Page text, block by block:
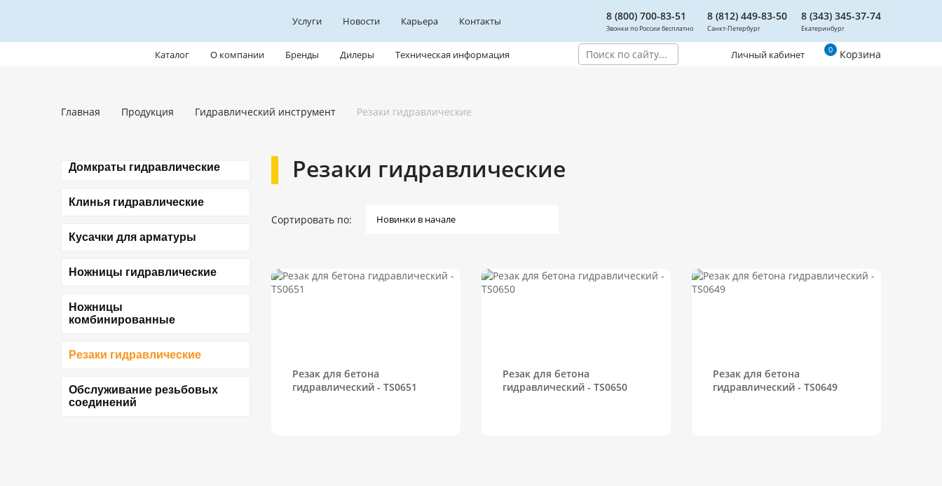
Услуги Новости Карьера Контакты 8 (800) 700-83-51
Звонки по России бесплатно
8 (812) 449-83-50
Санкт-Петербург
8 (343) 345-37-74
Екатеринбург
Каталог О компании Бренды Дилеры Техническая информация Личный кабинет 0 Корзина
Главная Продукция Гидравлический инструмент Резаки гидравлические
Домкраты гидравлические
Клинья гидравлические
Кусачки для арматуры
Ножницы гидравлические
Ножницы
комбинированные
Резаки гидравлические
Обслуживание резьбовых
соединений
Резаки гидравлические
Сортировать по:
Резак для бетона
гидравлический - TS0651
Резак для бетона
гидравлический - TS0650
Резак для бетона
гидравлический - TS0649